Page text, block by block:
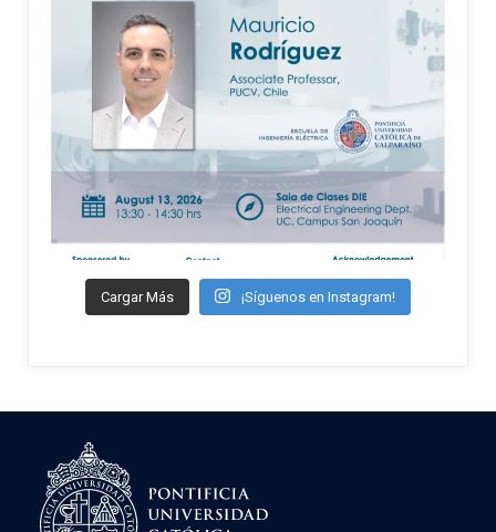
Cargar Más ¡Síguenos en Instagram!